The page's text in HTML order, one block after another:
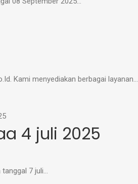
Kami menyediakan berbagai layanan…
4 juli 2025
7 juli…